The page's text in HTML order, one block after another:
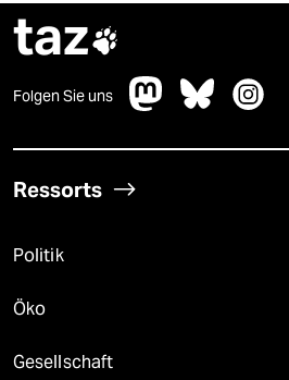
taz
Folgen Sie uns
Ressorts
Politik
Öko
Gesellschaft